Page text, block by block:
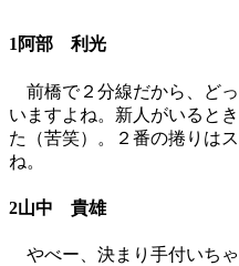
1阿部 利光
前橋で２分線だから、ど
いますよね。新人がいると
た（苦笑）。２番の捲りは
ね。
2山中 貴雄
やべー、決まり手付いち